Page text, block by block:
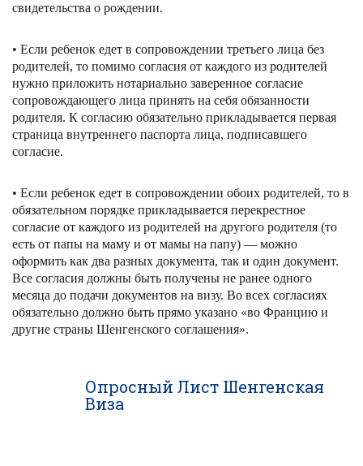
свидетельства о рождении.
• Если ребенок едет в сопровождении третьего лица без
родителей, то помимо согласия от каждого из родителей
нужно приложить нотариально заверенное согласие
сопровождающего лица принять на себя обязанности
родителя. К согласию обязательно прикладывается первая
страница внутреннего паспорта лица, подписавшего
согласие.
• Если ребенок едет в сопровождении обоих родителей, то в
обязательном порядке прикладывается перекрестное
согласие от каждого из родителей на другого родителя (то
есть от папы на маму и от мамы на папу) — можно
оформить как два разных документа, так и один документ.
Все согласия должны быть получены не ранее одного
месяца до подачи документов на визу. Во всех согласиях
обязательно должно быть прямо указано «во Францию и
другие страны Шенгенского соглашения».
Опросный Лист Шенгенская
Виза